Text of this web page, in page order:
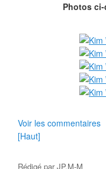
Photos
Voir les commentaires
[Haut]
Rédigé parJP.M-M